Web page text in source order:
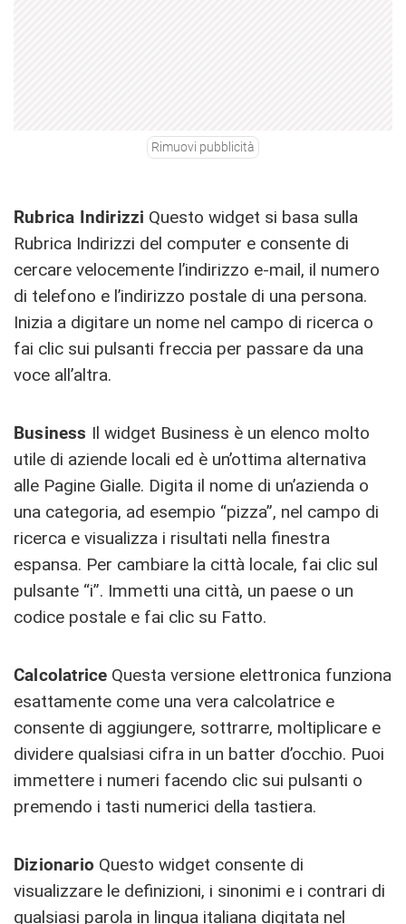
Rimuovi pubblicità
Rubrica Indirizzi Questo widget si basa sulla
Rubrica Indirizzi del computer e consente di
cercare velocemente l’indirizzo e-mail, il numero
di telefono e l’indirizzo postale di una persona.
Inizia a digitare un nome nel campo di ricerca o
fai clic sui pulsanti freccia per passare da una
voce all’altra.
Business Il widget Business è un elenco molto
utile di aziende locali ed è un’ottima alternativa
alle Pagine Gialle. Digita il nome di un’azienda o
una categoria, ad esempio “pizza”, nel campo di
ricerca e visualizza i risultati nella finestra
espansa. Per cambiare la città locale, fai clic sul
pulsante “i”. Immetti una città, un paese o un
codice postale e fai clic su Fatto.
Calcolatrice Questa versione elettronica funziona
esattamente come una vera calcolatrice e
consente di aggiungere, sottrarre, moltiplicare e
dividere qualsiasi cifra in un batter d’occhio. Puoi
immettere i numeri facendo clic sui pulsanti o
premendo i tasti numerici della tastiera.
Dizionario Questo widget consente di
visualizzare le definizioni, i sinonimi e i contrari di
qualsiasi parola in lingua italiana digitata nel